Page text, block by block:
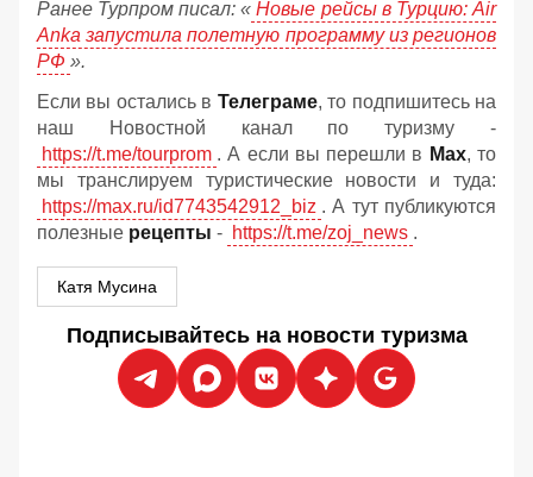
Ранее Турпром писал: « Новые рейсы в Турцию: Air
Anka запустила полетную программу из регионов
РФ ».
Если вы остались в Телеграме, то подпишитесь на
наш Новостной канал по туризму -
https://t.me/tourprom . А если вы перешли в Мах, то
мы транслируем туристические новости и туда:
https://max.ru/id7743542912_biz . А тут публикуются
полезные рецепты - https://t.me/zoj_news .
Катя Мусина
Подписывайтесь на новости туризма